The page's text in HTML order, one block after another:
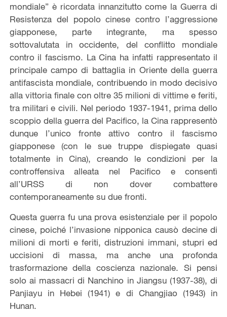
mondiale” è ricordata innanzitutto come la Guerra di
Resistenza del popolo cinese contro l’aggressione
giapponese, parte integrante, ma spesso
sottovalutata in occidente, del conflitto mondiale
contro il fascismo. La Cina ha infatti rappresentato il
principale campo di battaglia in Oriente della guerra
antifascista mondiale, contribuendo in modo decisivo
alla vittoria finale con oltre 35 milioni di vittime e feriti,
tra militari e civili. Nel periodo 1937-1941, prima dello
scoppio della guerra del Pacifico, la Cina rappresentò
dunque l’unico fronte attivo contro il fascismo
giapponese (con le sue truppe dispiegate quasi
totalmente in Cina), creando le condizioni per la
controffensiva alleata nel Pacifico e consentì
all’URSS di non dover combattere
contemporaneamente su due fronti.
Questa guerra fu una prova esistenziale per il popolo
cinese, poiché l’invasione nipponica causò decine di
milioni di morti e feriti, distruzioni immani, stupri ed
uccisioni di massa, ma anche una profonda
trasformazione della coscienza nazionale. Si pensi
solo ai massacri di Nanchino in Jiangsu (1937-38), di
Panjiayu in Hebei (1941) e di Changjiao (1943) in
Hunan.